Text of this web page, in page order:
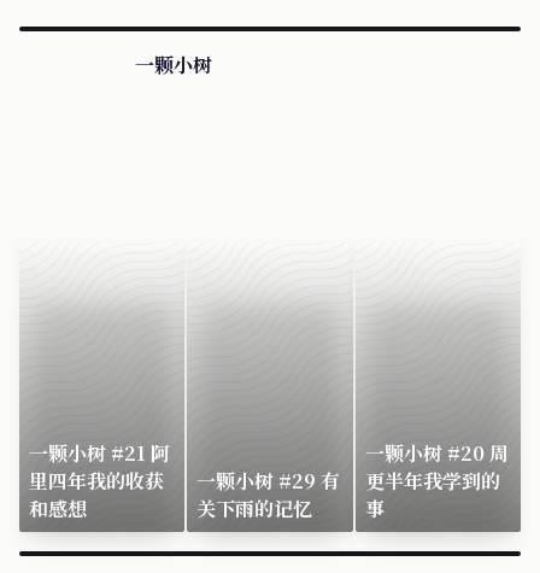
一颗小树
一颗小树 #21 阿
里四年我的收获
和感想
一颗小树 #29 有
关下雨的记忆
一颗小树 #20 周
更半年我学到的
事